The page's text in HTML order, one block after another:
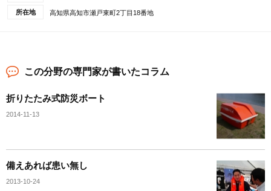
所在地 高知県高知市瀬戸東町2丁目18番地
この分野の専門家が書いたコラム
折りたたみ式防災ボート
2014-11-13
備えあれば患い無し
2013-10-24